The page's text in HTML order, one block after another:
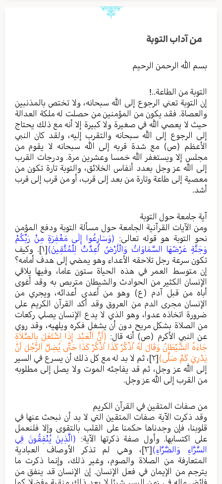
من آداب التوبة
بسم الله الرحمن الرحيم
التوبة من الطاعة..!
إن التوبة تعني الرجوع إلى الله سبحانه، ولا تختص بالمذنبين
والعصاة. فقد يكون من المؤمنين من حصلت له ملكة العدالة
حيث لا يعصي الله في صغيرة ولا كبيرة إلا أنه مع ذلك يحتاج
إلى الرجوع إلى الله سبحانه والتقرب إليه، ولقد كان النبي
الأعظم (ص) مع شدة قربه إلى الله سبحانه لا يقوم من
مجلس إلا ويستغفر الله خمسا وعشرين مرة. ودرجات القرب
إلى الله عز وجل بعدد أنفاس الخلائق، والتوبة تارة تكون من
معصية إلى طاعة وتارة من بعد إلى قرب، أو من قرب إلى قرب
أشد.
آية جامعة حول التوبة
ومن الآيات القرآنية الجامعة حول مسألة التوبة ودفع المؤمن
نحو التوبة هو قوله تعالى: (وَسَارِعُوا إِلَى مَغْفِرَةٍ مِنْ رَبِّكُمْ
وَجَنَّةٍ عَرْضُهَا السَّمَاوَاتُ وَالْأَرْضُ أُعِدَّتْ لِلْمُتَّقِينَ)[١] . وكيف
تكون سرعة رجل تلاحقه الأعداء وهو يمضي إلى هدف أمامه؟
إن متوسط العمر في هذه الحياة ستون عاما، وفيها يلاقي
الإنسان الكثير من الحوادث والشيطان متربص به وقد أغوى
أباه من قبل آدم (ع) وهو من أعدى أعدائه، ويجري من
الإنسان مجرى الدم من العروق وقد أكد القرآن الكريم على
ضرورة اتخاذه عدوا، وهو الذي لا يدع الإنسان يصلي ركعات
من الصلاة بشكل مريح دون أن يشغل فكره ويلهيه، وقد روي
عن النبي الأكرم (ص) أنه قال: (أَنَّ اَلْعَبْدَ إِذَا اِشْتَغَلَ بِالصَّلاَةِ
جَاءَهُ اَلشَّيْطَانُ وَقَالَ لَهُ اُذْكُرْ كَذَا اُذْكُرْ كَذَا حَتَّى يُضِلَّ اَلرَّجُلَ أَنْ
يَدْرِيَ كَمْ صَلَّى)[٢]
، ثم لا بد له مع كل ذلك أن يسرع في السير
إلى الله عز وجل، ثم قد يفاجئه الموت ولا يصل إلى مطلوبه
من القرب إلى الله عز وجل.
من صفات المتقين في القرآن الكريم
وقد ذكرت الآية صفات المتقين التي لا بد أن نبحث عنها في
قلوبنا، فإن وجدناها حكمنا على القلب بالتقوى وإلا فلنعمل
على اكتسابها. وأول صفة ذكرتها الآية: (الَّذِينَ يُنْفِقُونَ فِي
السَّرَّاءِ وَالضَّرَّاءِ)[٣]
، وهي لم تذكر الأوصاف العبادية
المتعارفة من الصلاة والصوم، وغير ذلك، وإنما ذكرت ما
يترجم من الإيمان في فعل الإنسان. إن الإنسان قد ينفق من